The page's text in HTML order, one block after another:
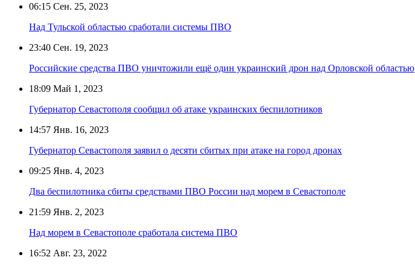
06:15 Сен. 25, 2023
Над Тульской областью сработали системы ПВО
23:40 Сен. 19, 2023
Российские средства ПВО уничтожили ещё один украинский дрон над Орловской областью
18:09 Май 1, 2023
Губернатор Севастополя сообщил об атаке украинских беспилотников
14:57 Янв. 16, 2023
Губернатор Севастополя заявил о десяти сбитых при атаке на город дронах
09:25 Янв. 4, 2023
Два беспилотника сбиты средствами ПВО России над морем в Севастополе
21:59 Янв. 2, 2023
Над морем в Севастополе сработала система ПВО
16:52 Авг. 23, 2022